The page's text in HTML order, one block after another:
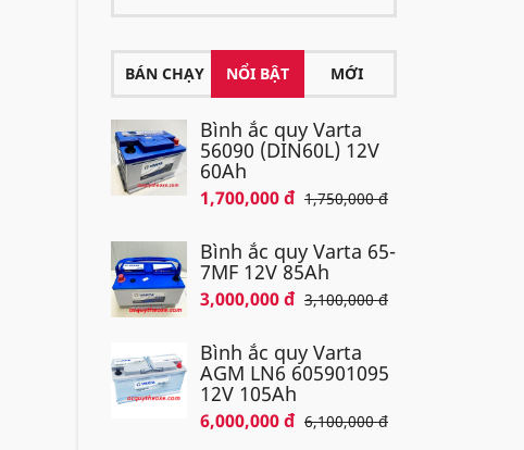
BÁN CHẠY NỔI BẬT MỚI
Bình ắc quy Varta
56090 (DIN60L) 12V
60Ah
1,700,000 đ 1,750,000 đ
Bình ắc quy Varta 65-
7MF 12V 85Ah
3,000,000 đ 3,100,000 đ
Bình ắc quy Varta
AGM LN6 605901095
12V 105Ah
6,000,000 đ 6,100,000 đ